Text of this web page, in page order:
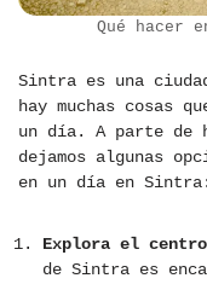
Qué hacer
Sintra es una
hay muchas cosas
un día. A parte de
dejamos algunas
en un día en Sintra:
Explora el
de Sintra es